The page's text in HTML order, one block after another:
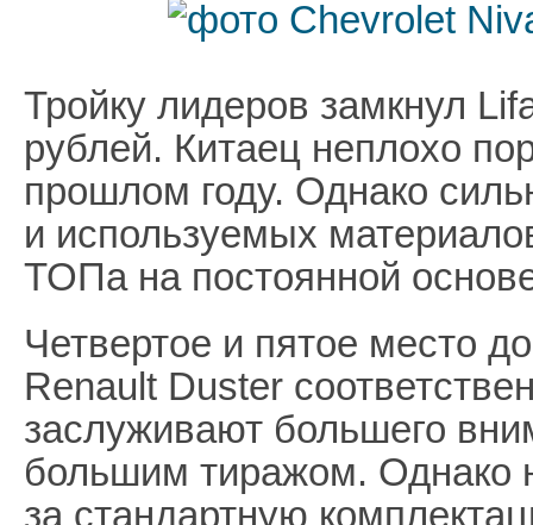
Тройку лидеров замкнул
рублей. Китаец неплохо
прошлом году. Однако
и используемых
ТОПа на постоянной
Четвертое и пятое место
Renault Duster
заслуживают большего
большим тиражом. Однако
за стандартную